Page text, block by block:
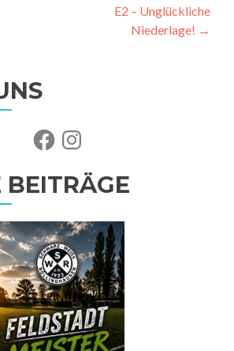
E2 – Unglückliche
Niederlage! →
FacebookInstagram
BEITRÄGE